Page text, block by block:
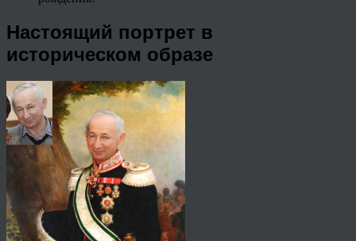
Настоящий портрет в
историческом образе